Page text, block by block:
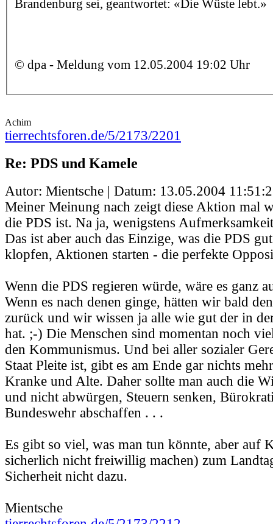
Brandenburg sei, geantwortet: «Die Wüste lebt.»
© dpa - Meldung vom 12.05.2004 19:02 Uhr
Achim
tierrechtsforen.de/5/2173/2201
Re: PDS und Kamele
Autor: Mientsche | Datum: 13.05.2004
Meiner Meinung nach zeigt diese Aktion mal
die PDS ist. Na ja, wenigstens
Das ist aber auch das Einzige, was die PDS
klopfen, Aktionen starten - die perfekte
Wenn die PDS regieren würde, wäre es ganz
Wenn es nach denen ginge, hätten wir bald
zurück und wir wissen ja alle wie gut der in
hat. ;-) Die Menschen sind momentan noch
den Kommunismus. Und bei aller sozialer
Staat Pleite ist, gibt es am Ende gar nichts
Kranke und Alte. Daher sollte man auch die
und nicht abwürgen, Steuern senken,
Bundeswehr abschaffen . . .
Es gibt so viel, was man tun könnte, aber auf
sicherlich nicht freiwillig machen) zum
Sicherheit nicht dazu.
Mientsche